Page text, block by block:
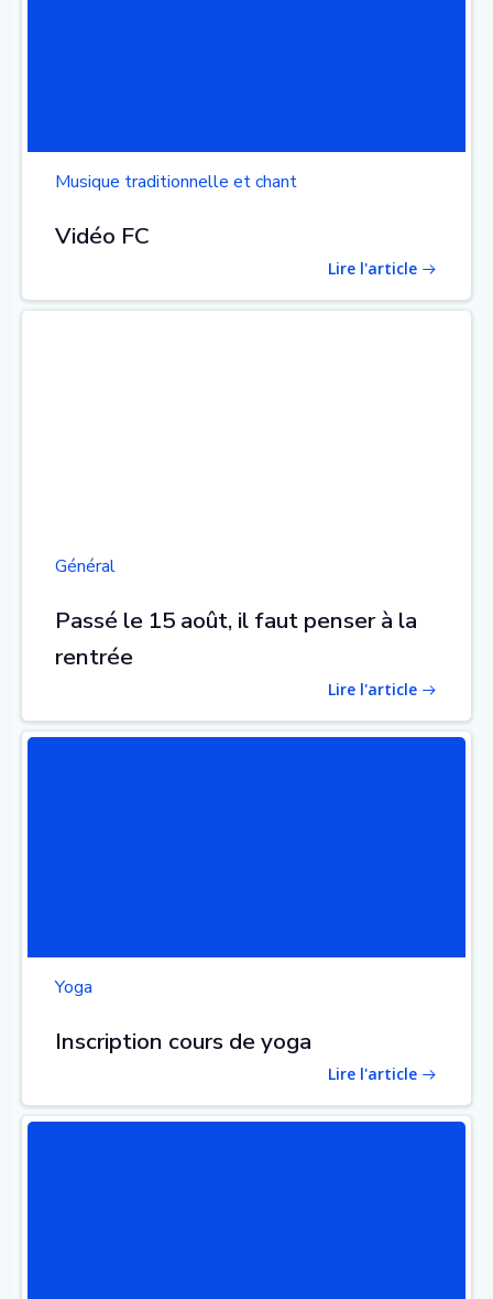
Musique traditionnelle et chant
Vidéo FC
Lire l'article
Général
Passé le 15 août, il faut penser à la
rentrée
Lire l'article
Yoga
Inscription cours de yoga
Lire l'article